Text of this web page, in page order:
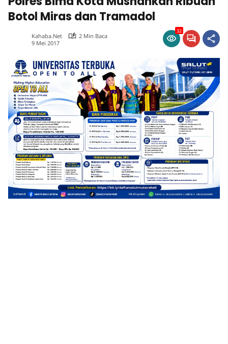
Botol Miras dan Tramadol
Kahaba.net
2 Min Baca
9 Mei 2017
32